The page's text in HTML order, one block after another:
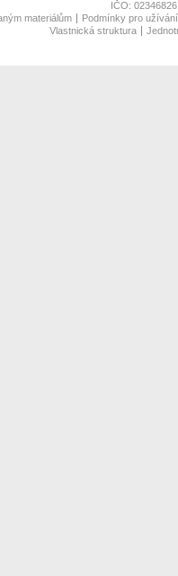
IČO:
materiálům
Podmínky pro
Vlastnická struktura